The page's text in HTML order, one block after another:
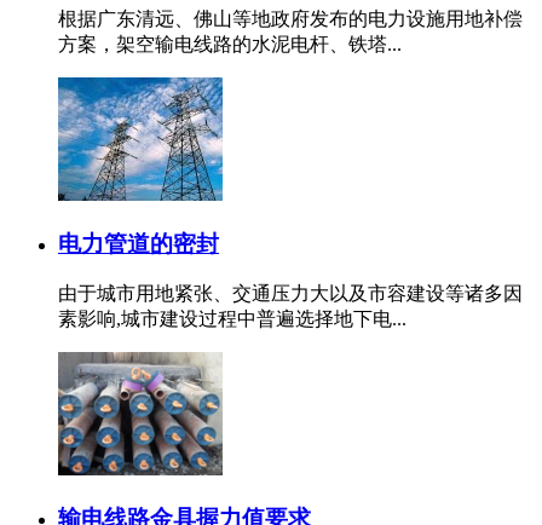
根据广东清远、佛山等地政府发布的电力设施用地补偿
方案，架空输电线路的水泥电杆、铁塔...
电力管道的密封
由于城市用地紧张、交通压力大以及市容建设等诸多因
素影响,城市建设过程中普遍选择地下电...
输电线路金具握力值要求